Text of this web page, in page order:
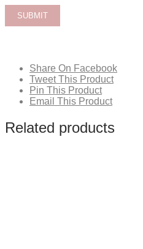
Share On Facebook
Tweet This Product
Pin This Product
Email This Product
Related products